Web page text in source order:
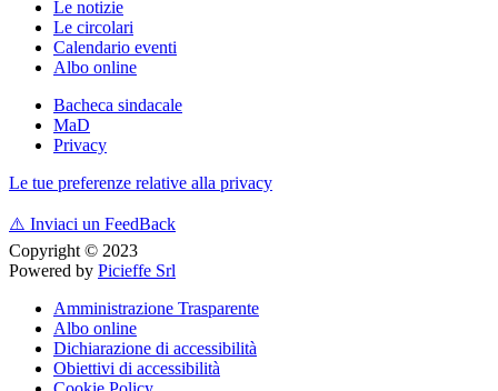
Le notizie
Le circolari
Calendario eventi
Albo online
Bacheca sindacale
MaD
Privacy
Le tue preferenze relative alla privacy
⚠️ Inviaci un FeedBack
Copyright © 2023
Powered by Picieffe Srl
Amministrazione Trasparente
Albo online
Dichiarazione di accessibilità
Obiettivi di accessibilità